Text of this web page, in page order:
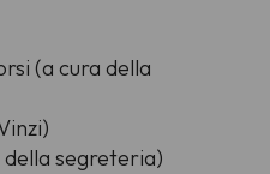
(a cura della
segreteria)